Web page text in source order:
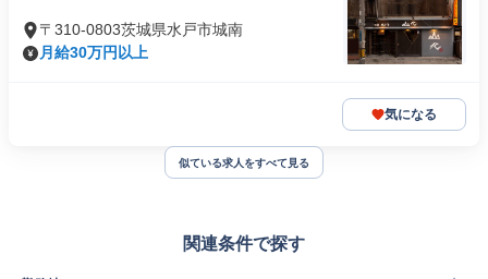
〒310-0803茨城県水戸市城南
月給30万円以上
気になる
似ている求人をすべて見る
関連条件で探す